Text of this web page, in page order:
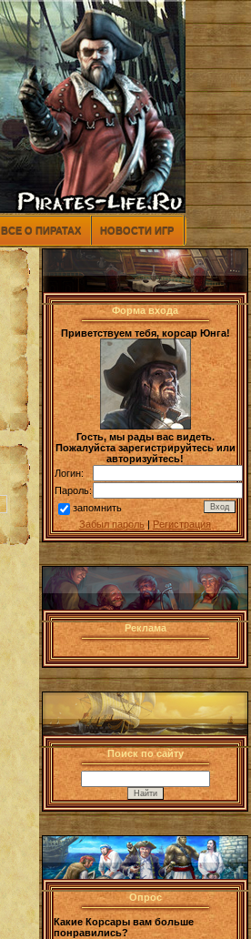
ВСЕ О ПИРАТАХ НОВОСТИ ИГР
Форма входа
Приветствуем тебя, корсар Юнга!
Гость, мы рады вас видеть.
Пожалуйста зарегистрируйтесь или
авторизуйтесь!
Логин:
Пароль:
запомнить
Забыл пароль|Регистрация
Реклама
Поиск по сайту
Опрос
Какие Корсары вам больше
понравились?